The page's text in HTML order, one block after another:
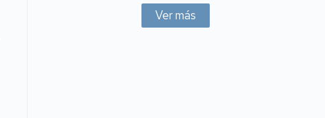
Ver más